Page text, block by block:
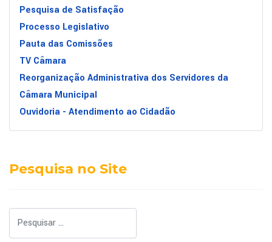
Pesquisa de Satisfação
Processo Legislativo
Pauta das Comissões
TV Câmara
Reorganização Administrativa dos Servidores da
Câmara Municipal
Ouvidoria - Atendimento ao Cidadão
Pesquisa no Site